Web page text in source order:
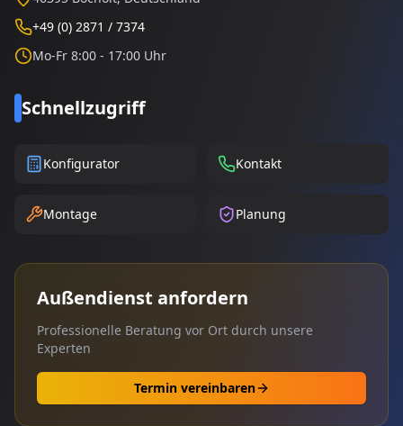
+49 (0) 2871 / 7374
Mo-Fr 8:00 - 17:00 Uhr
Schnellzugriff
Konfigurator Kontakt
Montage Planung
Außendienst anfordern
Professionelle Beratung vor Ort durch unsere
Experten
Termin vereinbaren